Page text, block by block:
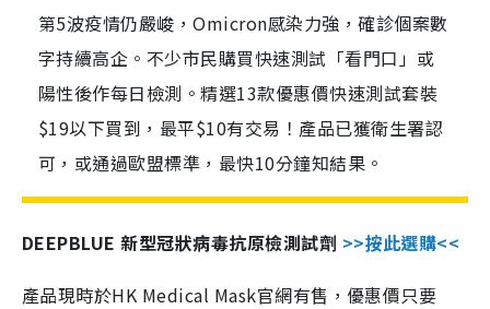
第5波疫情仍嚴峻，Omicron感染力強，確診個案數
字持續高企。不少市民購買快速測試「看門口」或
陽性後作每日檢測。精選13款優惠價快速測試套裝
$19以下買到，最平$10有交易！產品已獲衛生署認
可，或通過歐盟標準，最快10分鐘知結果。
DEEPBLUE 新型冠狀病毒抗原檢測試劑 >>按此選購<<
產品現時於HK Medical Mask官網有售，優惠價只要